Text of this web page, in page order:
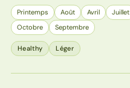
Printemps Août Avril Juillet
Octobre
Septembre
Healthy Léger